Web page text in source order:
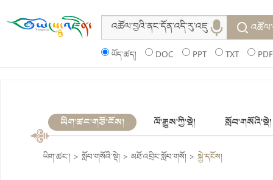
ཡོད་ཚད། DOC PPT TXT PDF
ཡིག་ཚང་གཙོ་ངོས། ལོ་རྒྱུས་ཀྱི་སྡེ། སློབ་གསོའི་སྡེ།
ཡིག་ཚང་། > སློབ་གསོའི་སྡེ། > མཐོ་འབྲིང་སློབ་གསོ། > སྐྱེ་དངོས།